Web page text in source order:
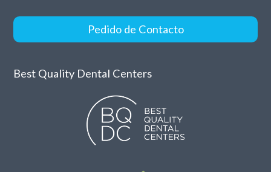
Pedido de Contacto
Best Quality Dental Centers